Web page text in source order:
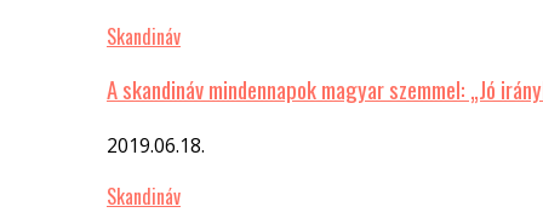
Skandináv
A skandináv mindennapok magyar szemmel: „Jó
2019.06.18.
Skandináv